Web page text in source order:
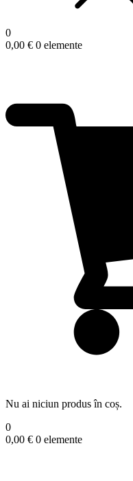
0
0,00 € 0 elemente
Nu ai niciun produs în coș.
0
0,00 € 0 elemente